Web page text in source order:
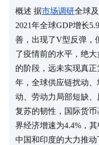
概述 据市场调研全球
2021年全球GDP增长
善，出现了V型反弹，
了疫情前的水平，绝
的阶段，远未实现真
年，全球供应链扰动
动、劳动力局部短缺
复苏的韧性，国际货
界经济增速为4.4%，
中国和印度的大力推